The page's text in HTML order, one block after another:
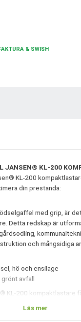
& SWISH
JANSEN® KL-200
KL-200
din prestanda:
med grip, är
Detta redskap är
och mångsidiga
hö och ensilage
grönt avfall
KL-200 kompaktlastare
Läs mer